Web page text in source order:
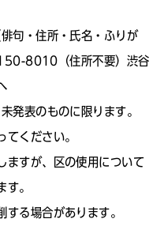
句・住所・氏名・ふりが
8010（住所不要）渋谷
発表のものに限ります。
てください。
ますが、区の使用について
。
する場合があります。